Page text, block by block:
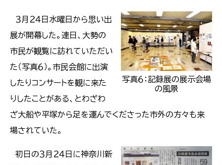
写真６：記録展の展示会場
の風景
３月２４日水曜日から思い出
展が開幕した。連日、大勢の
市民が観覧に訪れていただい
た（写真６）。市民会館に出演
したりコンサートを観に来た
りしたことがある、とわざわ
ざ大船や平塚から足を運んでくださった市外の方々も来
場されていた。
初日の３月２４日に神奈川新